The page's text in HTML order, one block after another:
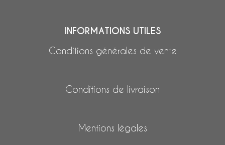
INFORMATIONS UTILES
Conditions générales de vente
Conditions de livraison
Mentions légales